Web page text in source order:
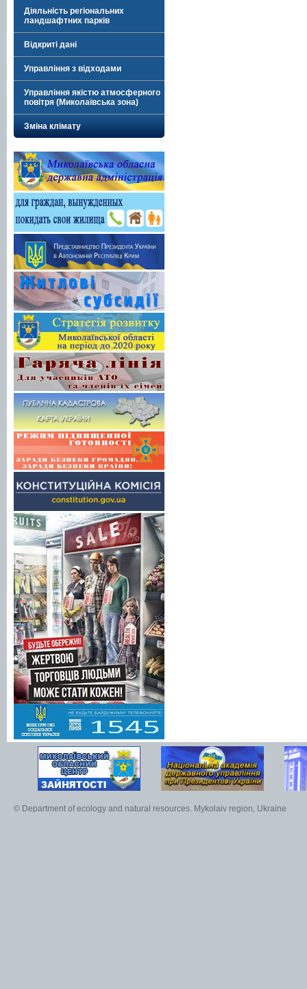
Діяльність регіональних
ландшафтних парків
Відкриті дані
Управління з відходами
Управління якістю атмосферного
повітря (Миколаївська зона)
Зміна клімату
© Department of ecology and natural resources. Mykolaiv region, Ukraine